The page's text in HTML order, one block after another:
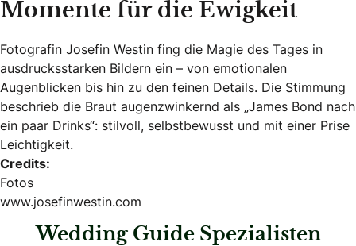
Momente für die Ewigkeit
Fotografin Josefin Westin fing die Magie des Tages in
ausdrucksstarken Bildern ein – von emotionalen
Augenblicken bis hin zu den feinen Details. Die Stimmung
beschrieb die Braut augenzwinkernd als „James Bond nach
ein paar Drinks“: stilvoll, selbstbewusst und mit einer Prise
Leichtigkeit.
Credits:
Fotos
www.josefinwestin.com
Wedding Guide Spezialisten